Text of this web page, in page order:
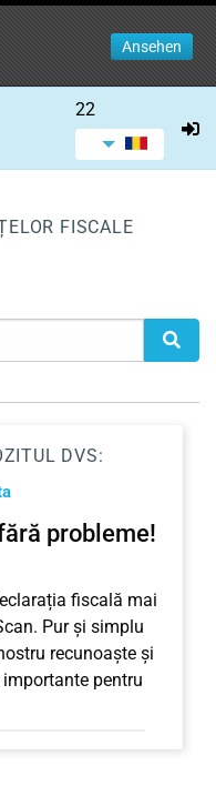
Ansehen
22
FISCALE
DVS:
probleme!
fiscală mai
Pur și simplu
recunoaște și
pentru